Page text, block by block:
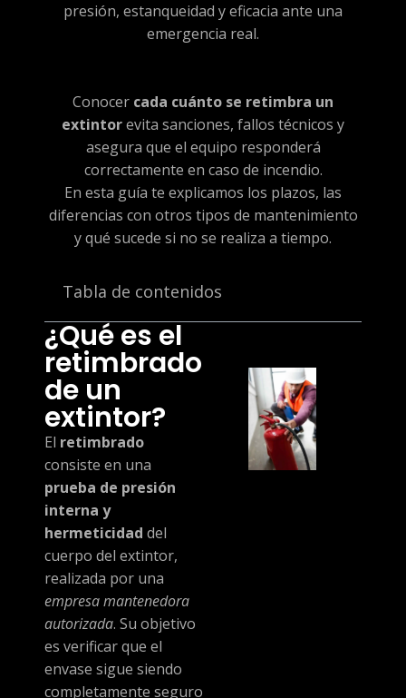
presión, estanqueidad y eficacia ante una
emergencia real.
Conocer cada cuánto se retimbra un
extintorevita sanciones, fallos técnicos y
asegura que el equipo responderá
correctamente en caso de incendio.
En esta guía te explicamos los plazos, las
diferencias con otros tipos de mantenimiento
y qué sucede si no se realiza a tiempo.
Tabla de contenidos
¿Qué es el
retimbrado
de un
extintor?
El retimbrado
consiste en una
prueba de presión
interna y
hermeticidad del
cuerpo del extintor,
realizada por una
empresa mantenedora
autorizada. Su objetivo
es verificar que el
envase sigue siendo
completamente seguro